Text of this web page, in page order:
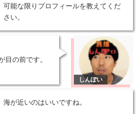
可能な限りプロフィールを教えてくだ
さい。
目の前です。
海が近いのはいいですね。